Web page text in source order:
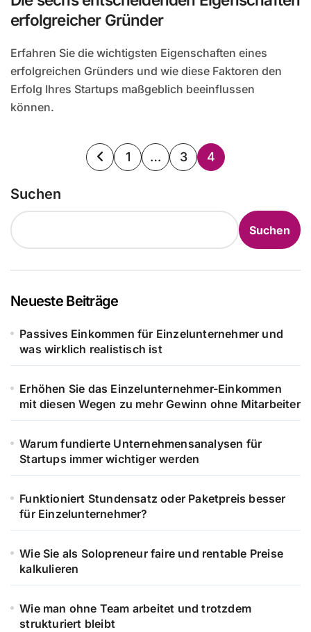
erfolgreicher Gründer
Erfahren Sie die wichtigsten Eigenschaften eines
erfolgreichen Gründers und wie diese Faktoren den
Erfolg Ihres Startups maßgeblich beeinflussen
können.
Seitennummerierung
1 … 3 4
Suchen
Suchen
Neueste Beiträge
Passives Einkommen für Einzelunternehmer und
was wirklich realistisch ist
Erhöhen Sie das Einzelunternehmer-Einkommen
mit diesen Wegen zu mehr Gewinn ohne Mitarbeiter
Warum fundierte Unternehmensanalysen für
Startups immer wichtiger werden
Funktioniert Stundensatz oder Paketpreis besser
für Einzelunternehmer?
Wie Sie als Solopreneur faire und rentable Preise
kalkulieren
Wie man ohne Team arbeitet und trotzdem
strukturiert bleibt